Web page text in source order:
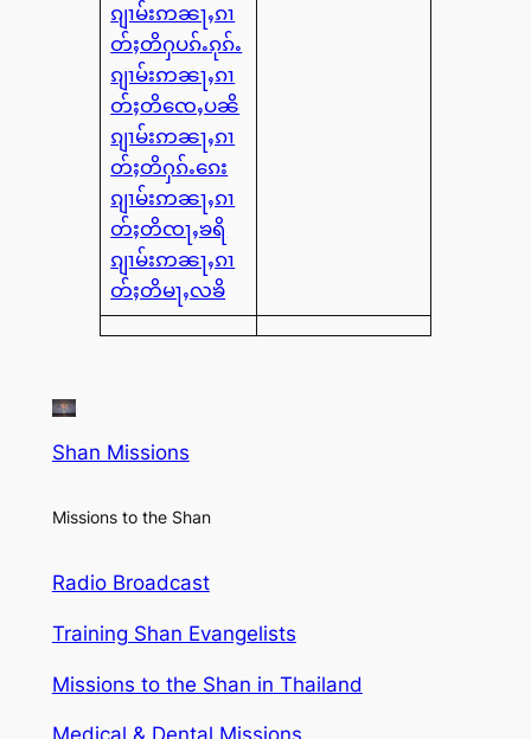
ၵျၢမ်းဢၼႃႇၵၢ
တ်ႈတိႁပၵ်ႉၵုၵ်ႉ
ၵျၢမ်းဢၼႃႇၵၢ
တ်ႈတိၸေႇပၼိ
ၵျၢမ်းဢၼႃႇၵၢ
တ်ႈတိႁၵ်ႉၵေး
ၵျၢမ်းဢၼႃႇၵၢ
တ်ႈတိၸႃႇၶရိ
ၵျၢမ်းဢၼႃႇၵၢ
တ်ႈတိမႃႇလၶိ
Shan Missions
Missions to the Shan
Radio Broadcast
Training Shan Evangelists
Missions to the Shan in Thailand